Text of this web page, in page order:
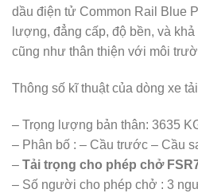
dầu điện tử Common Rail Blue
lượng, đẳng cấp, độ bền, và
cũng như thân thiện với môi
Thông số kĩ thuật của dòng xe
– Trọng lượng bản thân: 3635
– Phân bố : – Cầu trước – Cầu
– Tải trọng cho phép chở
– Số người cho phép chở : 3